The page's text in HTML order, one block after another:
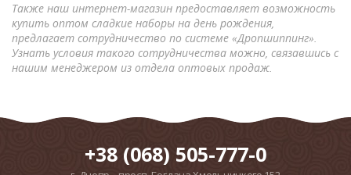
Также наш интернет-магазин предоставляет возможность
купить оптом сладкие наборы на день рождения,
предлагает сотрудничество по системе «Дропшиппинг».
Узнать условия такого сотрудничества можно, связавшись с
нашим менеджером из отдела оптовых продаж.
+38 (068) 505-777-0